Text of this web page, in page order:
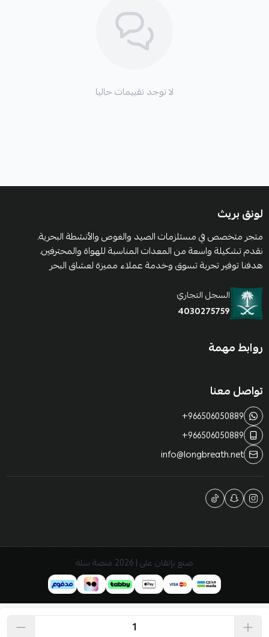
لا توجد تقييمات حاليا
لونق بريث
متجر متخصص في مستلزمات الصيد والغوص والأنشطة البحرية.
نقدم تشكيلة واسعة من المعدات المناسبة للهواة والمحترفين.
هدفنا توفير تجربة تسوق وخدمة عملاء مميزة لعشاق البحر
السجل التجاري
4030275759
روابط مهمة
تواصل معنا
+966506050889
+966506050889
info@longbreath.net
صنع بإتقان على | 2026 منصة سلة